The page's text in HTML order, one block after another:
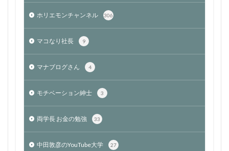
ホリエモンチャンネル 306
マコなり社長 9
マナブログさん 4
モチベーション紳士 3
両学長 お金の勉強 33
中田敦彦のYouTube大学 27